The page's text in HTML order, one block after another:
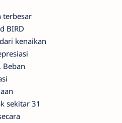
terbesar
BIRD
kenaikan
Beban
sekitar 31